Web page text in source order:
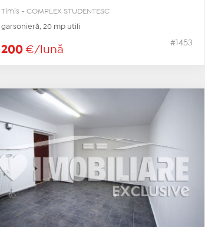
Timis - COMPLEX STUDENTESC
garsonieră, 20 mp utili
200€/lună
#1453